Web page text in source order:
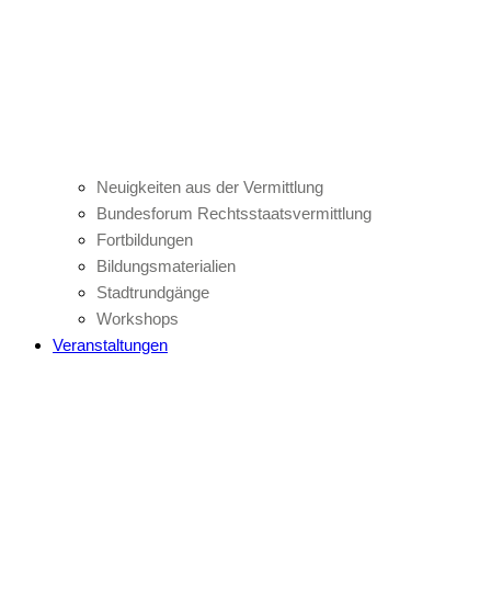
Neuigkeiten aus der Vermittlung
Bundesforum Rechtsstaatsvermittlung
Fortbildungen
Bildungsmaterialien
Stadtrundgänge
Workshops
Veranstaltungen